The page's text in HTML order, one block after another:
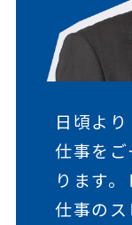
日頃よ
仕事を
ります
仕事の